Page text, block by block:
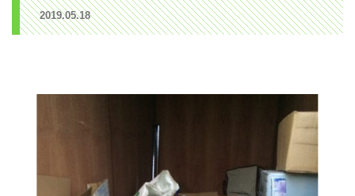
2019.05.18